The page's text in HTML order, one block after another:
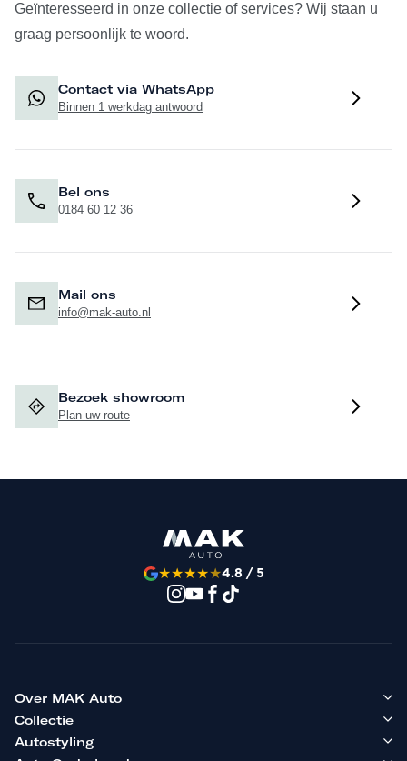
Geïnteresseerd in onze collectie of services? Wij staan u
graag persoonlijk te woord.
Contact via WhatsApp
Binnen 1 werkdag antwoord
Bel ons
0184 60 12 36
Mail ons
info@mak-auto.nl
Bezoek showroom
Plan uw route
★★★★★4.8 / 5
Over MAK Auto
Collectie
Autostyling